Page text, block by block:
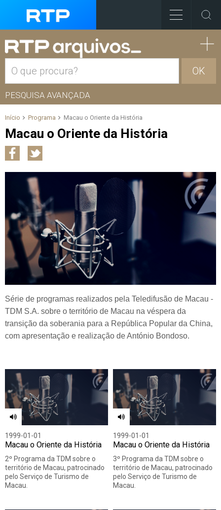
OK
PESQUISA AVANÇADA
Início Programa Macau o Oriente da História
Macau o Oriente da História
Série de programas realizados pela Teledifusão de Macau -
TDM S.A. sobre o território de Macau na véspera da
transição da soberania para a República Popular da China,
com apresentação e realização de António Bondoso.
1999-01-01
Macau o Oriente da História
2º Programa da TDM sobre o
território de Macau, patrocinado
pelo Serviço de Turismo de
Macau.
1999-01-01
Macau o Oriente da História
3º Programa da TDM sobre o
território de Macau, patrocinado
pelo Serviço de Turismo de
Macau.